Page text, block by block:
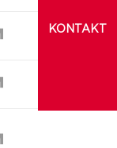
KONTAKT